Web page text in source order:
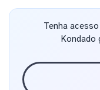
Tenha
Kondado